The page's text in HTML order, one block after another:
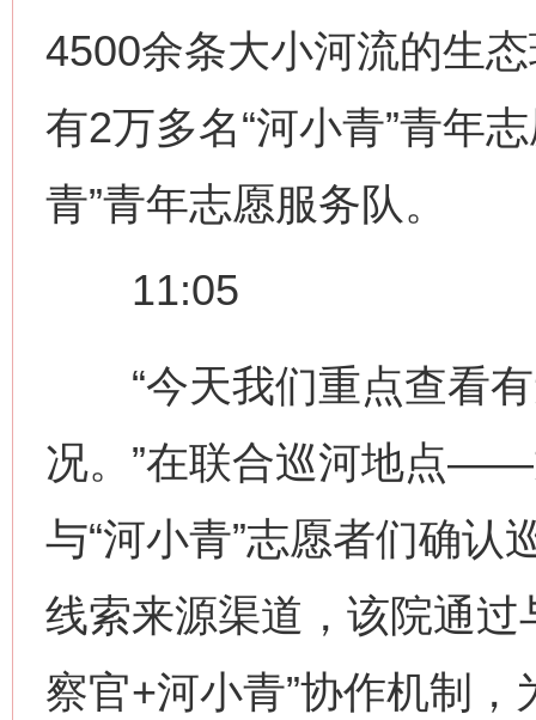
4500余条大小河流的生
有2万多名“河小青”青年
青”青年志愿服务队。
11:05
“今天我们重点查看有
况。”在联合巡河地点
与“河小青”志愿者们确认
线索来源渠道，该院通过
察官+河小青”协作机制